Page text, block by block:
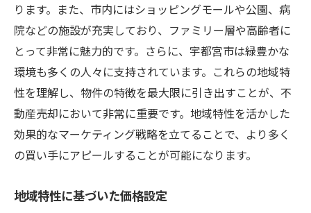
ります。また、市内にはショッピングモールや公園、病
院などの施設が充実しており、ファミリー層や高齢者に
とって非常に魅力的です。さらに、宇都宮市は緑豊かな
環境も多くの人々に支持されています。これらの地域特
性を理解し、物件の特徴を最大限に引き出すことが、不
動産売却において非常に重要です。地域特性を活かした
効果的なマーケティング戦略を立てることで、より多く
の買い手にアピールすることが可能になります。
地域特性に基づいた価格設定